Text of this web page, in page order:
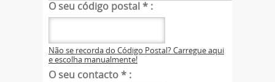
O seu código postal * :
Não se recorda do Código Postal? Carregue aqui
e escolha manualmente!
O seu contacto * :